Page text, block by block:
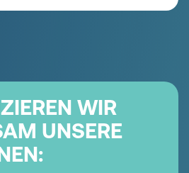
WIR
UNSERE